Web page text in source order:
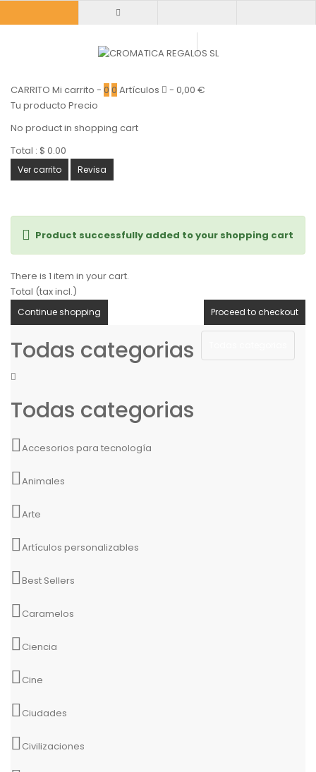
CARRITO Mi carrito - 0 0 Artículos - 0,00 €
Tu producto Precio
No product in shopping cart
Total : $ 0.00
Ver carrito Revisa
Product successfully added to your shopping cart
There is 1 item in your cart.
Total (tax incl.)
Continue shopping Proceed to checkout
Todas categorias
Todas categorias
Accesorios para tecnología
Animales
Arte
Artículos personalizables
Best Sellers
Caramelos
Ciencia
Cine
Ciudades
Civilizaciones